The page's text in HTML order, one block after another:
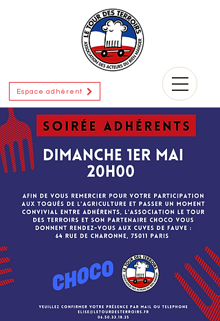
Espace adhérent